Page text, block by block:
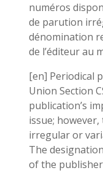
numéros
de parution
dénomination
de l’éditeur au
[en] Periodical
Union Section
publication’s
issue;
irregular or
The
of the